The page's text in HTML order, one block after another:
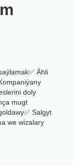
Ähli
doly
mugt
Salgyt
we wizalary